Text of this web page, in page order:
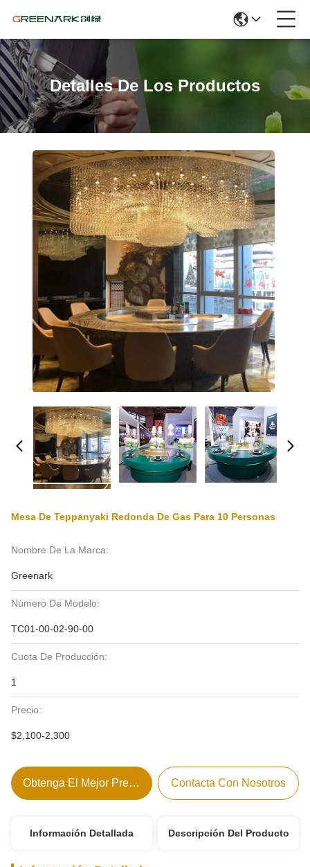
Detalles De Los Productos
Mesa De Teppanyaki Redonda De Gas Para 10 Personas
Nombre De La Marca:
Greenark
Número De Modelo:
TC01-00-02-90-00
Cuota De Producción:
1
Precio:
$2,100-2,300
Obtenga El Mejor Precio Contacta Con Nosotros
Información Detallada Descripción Del Producto